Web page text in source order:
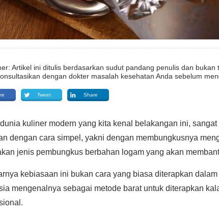
Artikel ini ditulis berdasarkan sudut pandang penulis dan bukan
dengan dokter masalah kesehatan Anda sebelum
Tweet Share
kuliner modern yang kita kenal belakangan ini,
dengan cara simpel, yakni dengan membungkusnya
jenis pembungkus berbahan logam yang akan
kebiasaan ini bukan cara yang biasa diterapkan
mengenalnya sebagai metode barat untuk diterapkan